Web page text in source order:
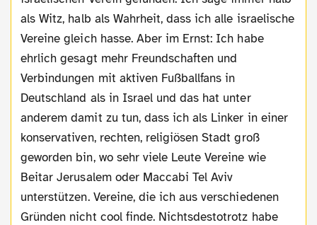
als Witz, halb als Wahrheit, dass ich alle israelische
Vereine gleich hasse. Aber im Ernst: Ich habe
ehrlich gesagt mehr Freundschaften und
Verbindungen mit aktiven Fußballfans in
Deutschland als in Israel und das hat unter
anderem damit zu tun, dass ich als Linker in einer
konservativen, rechten, religiösen Stadt groß
geworden bin, wo sehr viele Leute Vereine wie
Beitar Jerusalem oder Maccabi Tel Aviv
unterstützen. Vereine, die ich aus verschiedenen
Gründen nicht cool finde. Nichtsdestotrotz habe